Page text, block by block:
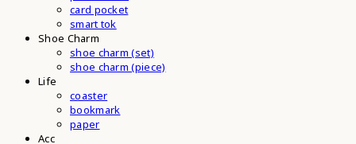
card pocket
smart tok
Shoe Charm
shoe charm (set)
shoe charm (piece)
Life
coaster
bookmark
paper
Acc